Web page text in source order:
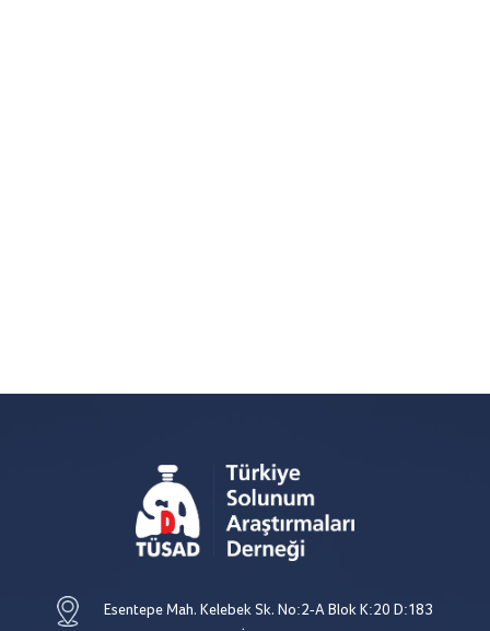
Esentepe Mah. Kelebek Sk. No:2-A Blok K:20 D:183